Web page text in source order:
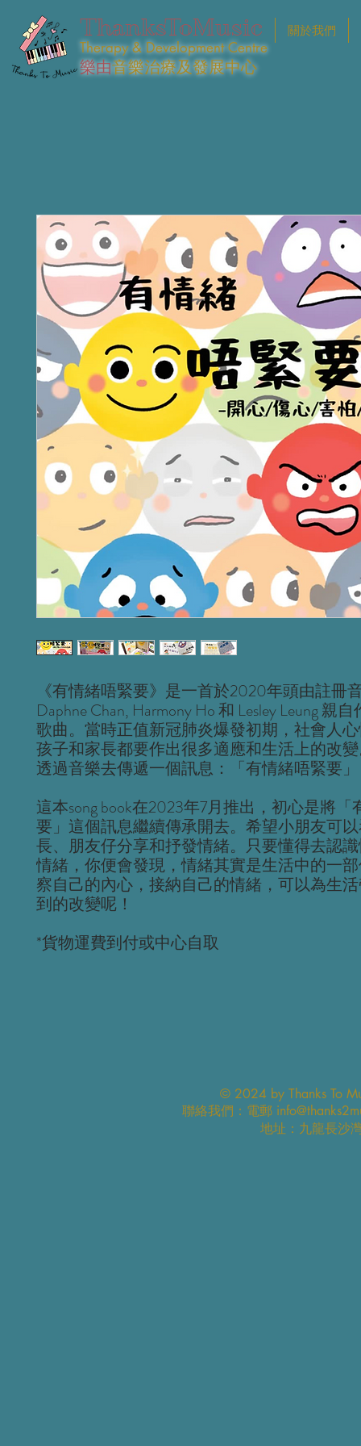
ThanksToMusic
Therapy & Development Centre
樂由音樂治療及發展中心
關於我們
《有情緒唔緊要》是一首於2020年頭由註冊
Daphne Chan, Harmony Ho 和 Lesley Leung 親
歌曲。當時正值新冠肺炎爆發初期，社會人
孩子和家長都要作出很多適應和生活上的改
透過音樂去傳遞一個訊息：「有情緒唔緊要
這本song book在2023年7月推出，初心是將「
要」這個訊息繼續傳承開去。希望小朋友可
長、朋友仔分享和抒發情緒。只要懂得去認
情緒，你便會發現，情緒其實是生活中的一
察自己的內心，接納自己的情緒，可以為生
到的改變呢！
*貨物運費到付或中心自取
© 2024 by Thanks To
​聯絡我們：電郵
地址：九龍長沙